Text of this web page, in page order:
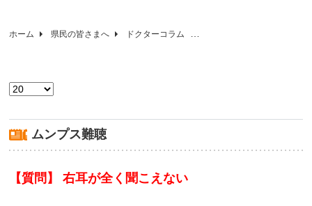
ホーム 県民の皆さまへ ドクターコラム
表示数
ムンプス難聴
【質問】 右耳が全く聞こえない